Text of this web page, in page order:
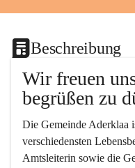
Beschreibung
Wir freuen
begrüßen zu
Die Gemeinde Aderklaa
verschiedensten
Amtsleiterin sowie die